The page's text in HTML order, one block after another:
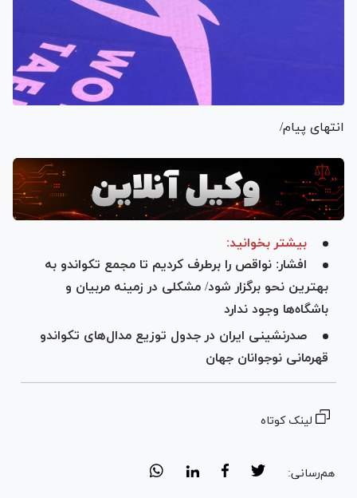
انتهای پیام/
بیشتر بخوانید:
افشار: نواقص را برطرف کردیم تا مجمع تکواندو به
بهترین نحو برگزار شود/ مشکلی در زمینه مربیان و
باشگاه‌ها وجود ندارد
صدرنشینی ایران در جدول توزیع مدال‌های تکواندو
قهرمانی نوجوانان جهان
لینک کوتاه
هم‌رسانی: